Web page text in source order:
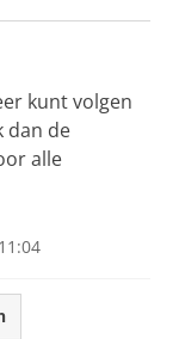
kunt volgen
dan de
alle